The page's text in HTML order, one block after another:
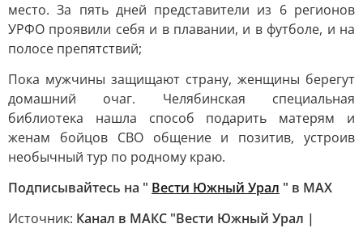
место. За пять дней представители из 6 регионов
УРФО проявили себя и в плавании, и в футболе, и на
полосе препятствий;
Пока мужчины защищают страну, женщины берегут
домашний очаг. Челябинская специальная
библиотека нашла способ подарить матерям и
женам бойцов СВО общение и позитив, устроив
необычный тур по родному краю.
Подписывайтесь на " Вести Южный Урал " в MAХ
Источник: Канал в МАКС "Вести Южный Урал |